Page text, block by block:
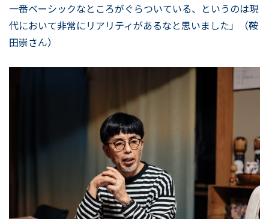
一番ベーシックなところがぐらついている、というのは現
代において非常にリアリティがあるなと思いました」（鞍
田崇さん）